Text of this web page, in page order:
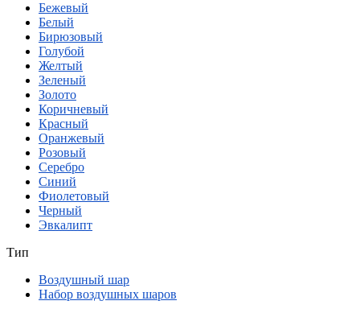
Бежевый
Белый
Бирюзовый
Голубой
Желтый
Зеленый
Золото
Коричневый
Красный
Оранжевый
Розовый
Серебро
Синий
Фиолетовый
Черный
Эвкалипт
Тип
Воздушный шар
Набор воздушных шаров